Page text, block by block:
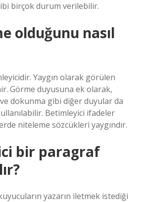
birçok durum verilebilir.
olduğunu nasıl
Yaygın olarak görülen
Görme duyusuna ek olarak,
dokunma gibi diğer duyular da
Betimleyici ifadeler
niteleme sözcükleri yaygındır.
bir paragraf
yazarın iletmek istediği